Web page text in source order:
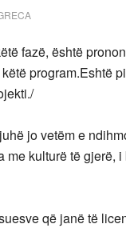
fazë, është
program.Eshtë
jo vetëm e
me kulturë të gjerë,
që janë të